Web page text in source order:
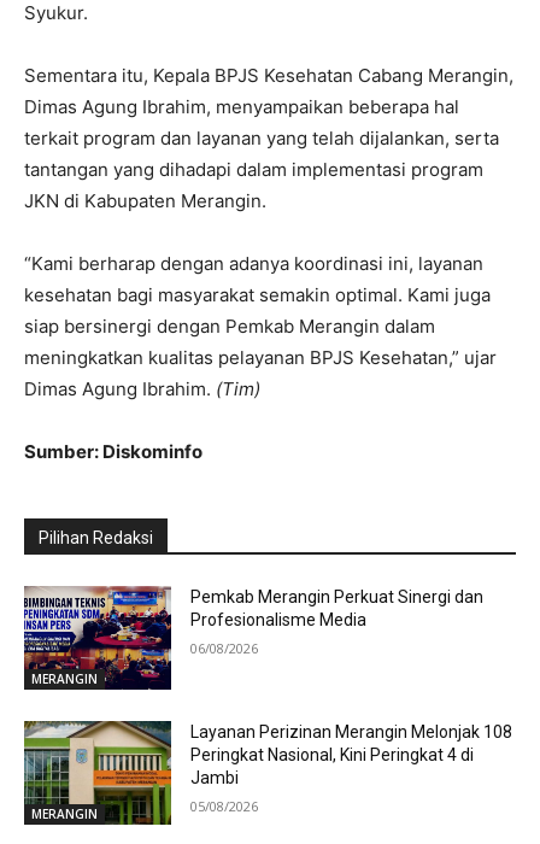
Syukur.
Sementara itu, Kepala BPJS Kesehatan Cabang Merangin,
Dimas Agung Ibrahim, menyampaikan beberapa hal
terkait program dan layanan yang telah dijalankan, serta
tantangan yang dihadapi dalam implementasi program
JKN di Kabupaten Merangin.
“Kami berharap dengan adanya koordinasi ini, layanan
kesehatan bagi masyarakat semakin optimal. Kami juga
siap bersinergi dengan Pemkab Merangin dalam
meningkatkan kualitas pelayanan BPJS Kesehatan,” ujar
Dimas Agung Ibrahim. (Tim)
Sumber: Diskominfo
Pilihan Redaksi
MERANGIN
Pemkab Merangin Perkuat Sinergi dan
Profesionalisme Media
06/08/2026
MERANGIN
Layanan Perizinan Merangin Melonjak 108
Peringkat Nasional, Kini Peringkat 4 di
Jambi
05/08/2026